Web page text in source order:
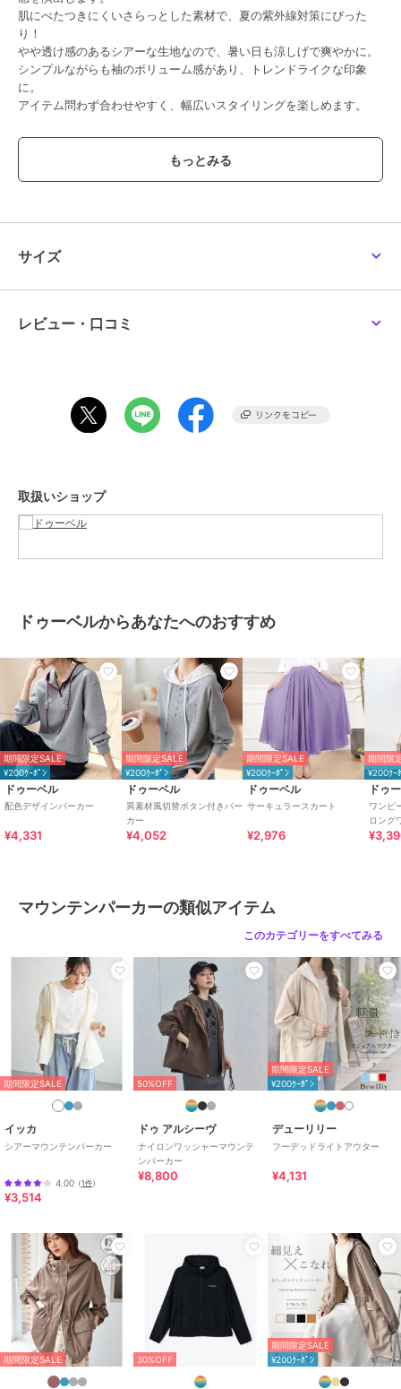
肌にべたつきにくいさらっとした素材で、夏の紫外線対策にぴった
り！
やや透け感のあるシアーな生地なので、暑い日も涼しげで爽やかに。
シンプルながらも袖のボリューム感があり、トレンドライクな印象
に。
アイテム問わず合わせやすく、幅広いスタイリングを楽しめます。
ホワイト/ネイビー/ベージュ/ブラック/グレー
★サイズ:※単位(約cm)
【M】着丈69cm/肩幅70cm/身幅65cm/袖丈40cm
誤差の許容範囲とさせて頂いております。
★透け感
★生産国
★モデル
身長160cm(着用サイズM)
★季節
春/夏/秋
期間限定セール開催中
商品カテゴリ
アウター・ジャケット・コート
マウンテンパーカー
性別タイプ
レディース
アウター・ジャケット・コート
マウンテンパーカー
カラー
ベージュ、ブラック、ネイビー、
ホワイト、グレー
サイズ
素材
ポリエステル100%
商品のお取り扱い方法
特徴
アウター・ジャケット・コート
ポリエステル素材
ル丈/洗える /カ
ポリエステル素材
無地
ミド
洗える フード付き
カ
ジュアル
原産国 China
サイズ
レビュー・口コミ
取扱いショップ
ドゥーベルからあなたへのおすすめ
期間限定SALE
¥200ｸｰﾎﾟﾝ
ドゥーベル
配色デザインパーカー
¥4,331
期間限定SALE
¥200ｸｰﾎﾟﾝ
ドゥーベル
異素材風切替ボタン付きパー
カー
¥4,052
期間限定SALE
¥200ｸｰﾎﾟﾝ
ドゥーベル
サーキュラースカート
¥2,976
期間限
¥200ｸｰ
ドゥ
ワンピ
ロング
マウンテンパーカーの類似アイテム
このカテゴリーをすべてみる
期間限定SALE
イッカ
シアーマウンテンパーカー
4.00 （1件）
¥3,514
50%OFF
ドゥ アルシーヴ
ナイロンワッシャーマウンテ
ンパーカー
¥8,800
期間限定SALE
¥200ｸｰﾎﾟﾝ
デューリリー
フーデッドライトアウター
¥4,131
期間限定SALE 30%OFF
期間限定SALE
¥200ｸｰﾎﾟﾝ